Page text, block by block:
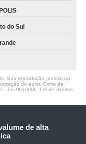
do Sul
Sua reprodução, parcial ou
do autor. Crime de
– Lei 9610/98 - Lei de direitos
de alta